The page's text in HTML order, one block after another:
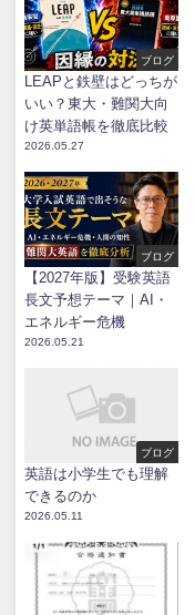
ブログ
LEAPと鉄壁はどっちが
いい？東大・難関大向
け英単語帳を徹底比較
2026.05.27
ブログ
【2027年版】受験英語
長文予想テーマ｜AI・
エネルギー危機
2026.05.21
ブログ
英語は小学生でも理解
できるのか
2026.05.11